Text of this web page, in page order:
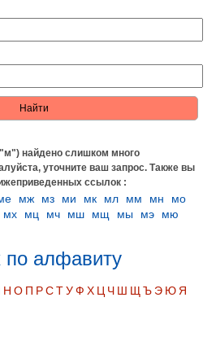
найдено слишком много
уточните ваш запрос.Также вы
ссылок :
мж мз ми мк мл мм мн
мо
мх мц мч мш мщ мы мэ
мю
по алфавиту
Н О П Р С Т У Ф Х Ц Ч Ш Щ Ъ Э Ю Я